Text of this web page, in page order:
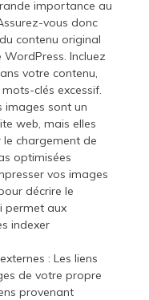
importance au
vous donc
contenu original
Incluez
votre contenu,
clés excessif.
images sont un
web, mais elles
chargement de
optimisées
vos images
décrire le
permet aux
indexer
: Les liens
de votre propre
provenant